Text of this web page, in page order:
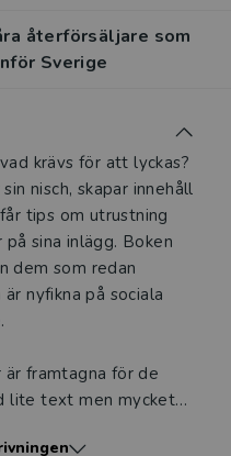
återförsäljare som
Sverige
krävs för att lyckas?
nisch, skapar innehåll
tips om utrustning
på sina inlägg. Boken
dem som redan
nyfikna på sociala
framtagna för de
lite text men mycket